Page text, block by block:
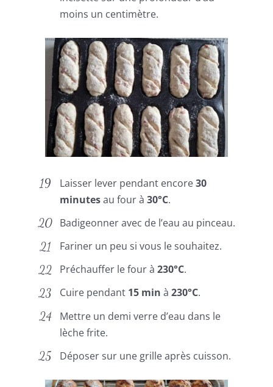
moins un centimètre.
Laisser lever pendant encore30
minutesau four à30°C.
Badigeonner avec de l’eau au pinceau.
Fariner un peu si vous le souhaitez.
Préchauffer le four à 230°C.
Cuire pendant 15 min à230°C.
Mettre un demi verre d’eau dans le
lèche frite.
Déposer sur une grille après cuisson.